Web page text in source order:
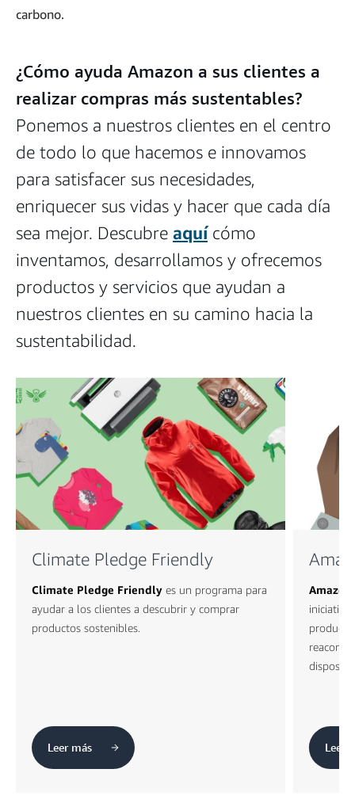
carbono.
¿Cómo ayuda Amazon a sus clientes a
realizar compras más sustentables?
Ponemos a nuestros clientes en el centro
de todo lo que hacemos e innovamos
para satisfacer sus necesidades,
enriquecer sus vidas y hacer que cada día
sea mejor. Descubre aquícómo
inventamos, desarrollamos y ofrecemos
productos y servicios que ayudan a
nuestros clientes en su camino hacia la
sustentabilidad.
Climate Pledge Friendly
Climate Pledge Friendly es un programa para
ayudar a los clientes a descubrir y comprar
productos sostenibles.
Leer más
Amazon
Leer